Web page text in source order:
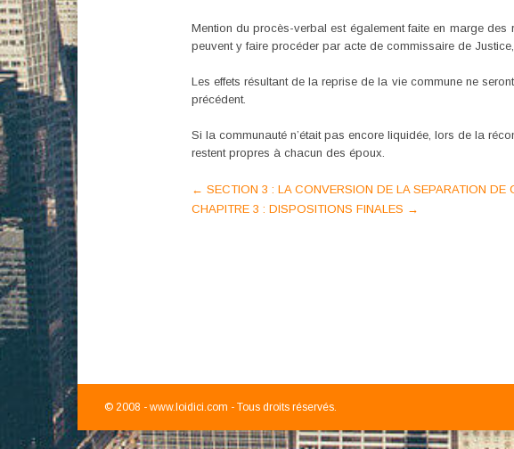
Mention du procès-verbal est également faite en marge
peuvent y faire procéder par acte de commissaire de
Les effets résultant de la reprise de la vie commune ne
précédent.
Si la communauté n’était pas encore liquidée, lors de la
restent propres à chacun des époux.
Post
navigation
← SECTION 3 : LA CONVERSION DE LA SEPARATION DE
CHAPITRE 3 : DISPOSITIONS FINALES →
© 2008 - www.loidici.com - Tous droits réservés.